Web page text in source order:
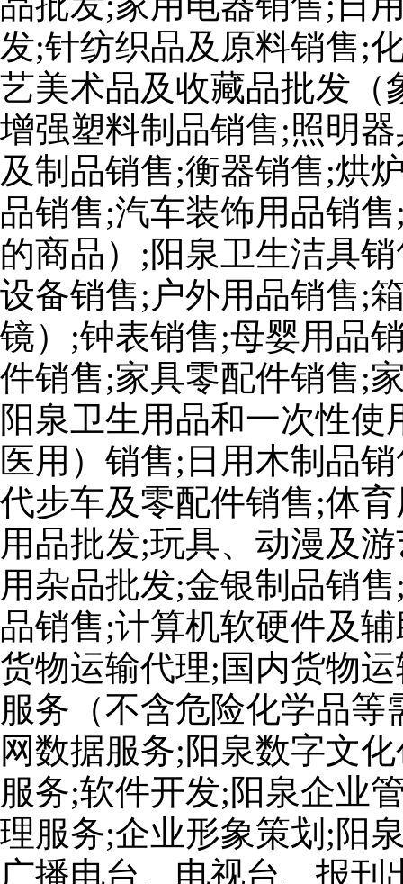
发;针纺织品及原料销售;
艺美术品及收藏品批发（
增强塑料制品销售;照明
及制品销售;衡器销售;烘
品销售;汽车装饰用品销
的商品）;阳泉卫生洁具
设备销售;户外用品销售;
镜）;钟表销售;母婴用品
件销售;家具零配件销售;
阳泉卫生用品和一次性
医用）销售;日用木制品
代步车及零配件销售;体
用品批发;玩具、动漫及
用杂品批发;金银制品销
品销售;计算机软硬件及
货物运输代理;国内货物
服务（不含危险化学品
网数据服务;阳泉数字文
服务;软件开发;阳泉企业
理服务;企业形象策划;阳
广播电台、电视台、报